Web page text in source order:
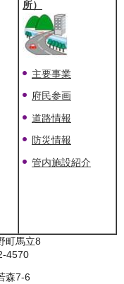
所）
主要事業
府民参画
道路情報
防災情報
管内施設紹介
町馬立8
4570
森7-6